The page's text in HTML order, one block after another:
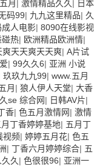
月 | 激情精品久久 | 日本
码99| 九九这里精品| 久
成人电影| 8090在线影视
热| 欧洲精品欧洲情|
天天爽天天爽| A片试
| 99久久6| 亚洲 小说
玖玖九九99| www.五月
月 | 狼人伊人天堂| 大香
se 综合网| 日韩AV片|
香| 色五月激情网| 激情
月丁香婷婷基地| 五月丁
视频| 婷婷五月花| 色五
| 丁香六月婷婷综合| 五
久 | 色很很96| 亚洲一